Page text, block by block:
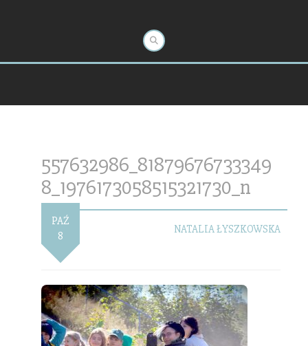
557632986_81879676733349
8_1976173058515321730_n
PAŹ
8
NATALIA ŁYSZKOWSKA